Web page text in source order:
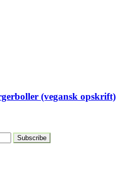
(vegansk opskrift)